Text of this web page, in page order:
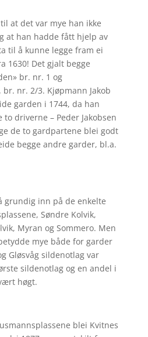
at det var mye han ikke
at han hadde fått hjelp av
til å kunne legge fram ei
1630! Det gjalt begge
br. nr. 1 og
nr. 2/3. Kjøpmann Jakob
garden i 1744, da han
driverne – Peder Jakobsen
de to gardpartene blei godt
begge andre garder, bl.a.
grundig inn på de enkelte
Søndre Kolvik,
Myran og Sommero. Men
mye både for garder
Gløsvåg sildenotlag var
sildenotlag og en andel i
høgt.
blei Kvitnes